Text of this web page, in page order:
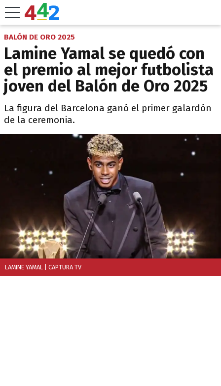
BALÓN DE ORO 2025
Lamine Yamal se quedó con
el premio al mejor futbolista
joven del Balón de Oro 2025
La figura del Barcelona ganó el primer galardón
de la ceremonia.
LAMINE YAMAL | CAPTURA TV